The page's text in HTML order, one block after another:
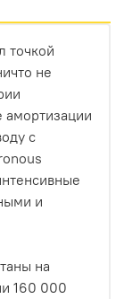
точкой
не
амортизации
с
и
на
160 000